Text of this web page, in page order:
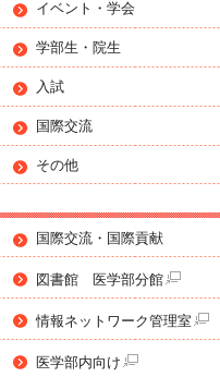
イベント・学会
学部生・院生
入試
国際交流
その他
国際交流・国際貢献
図書館 医学部分館
情報ネットワーク管理室
医学部内向け